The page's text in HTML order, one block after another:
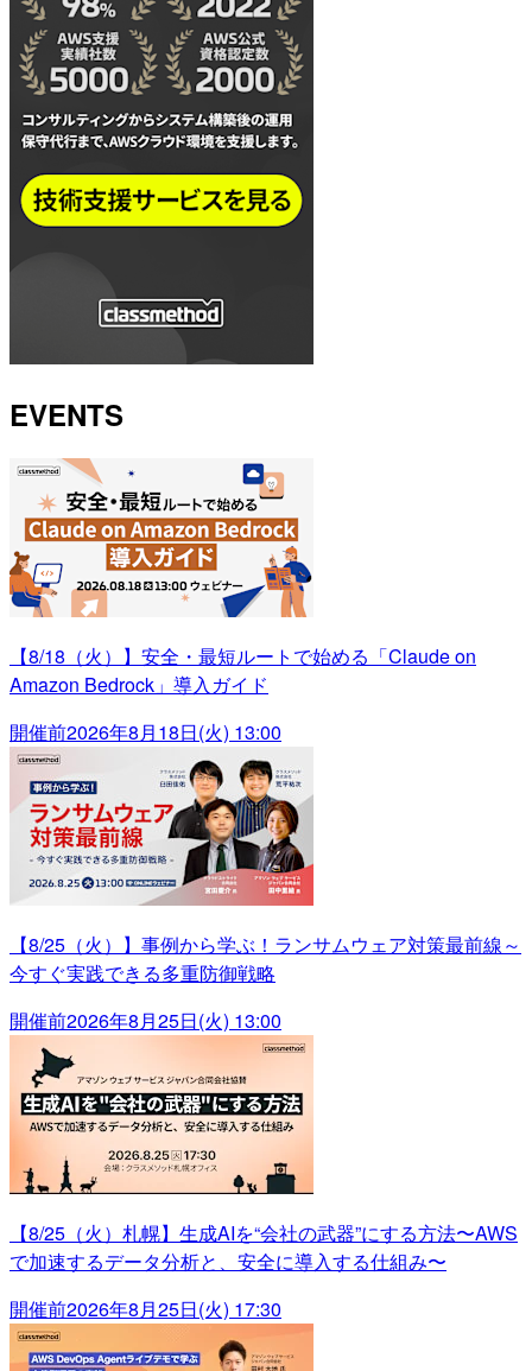
EVENTS
【8/18（火）】安全・最短ルートで始める「Claude on
Amazon Bedrock」導入ガイド
開催前2026年8月18日(火) 13:00
【8/25（火）】事例から学ぶ！ランサムウェア対策最前線～
今すぐ実践できる多重防御戦略
開催前2026年8月25日(火) 13:00
【8/25（火）札幌】生成AIを“会社の武器”にする方法〜AWS
で加速するデータ分析と、安全に導入する仕組み〜
開催前2026年8月25日(火) 17:30